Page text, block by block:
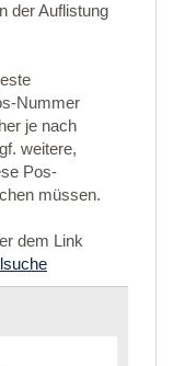
der Auflistung
Nummer
je nach
weitere,
Pos-
müssen.
dem Link